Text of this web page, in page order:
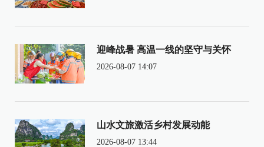
迎峰战暑 高温一线的坚守与关怀
2026-08-07 14:07
山水文旅激活乡村发展动能
2026-08-07 13:44